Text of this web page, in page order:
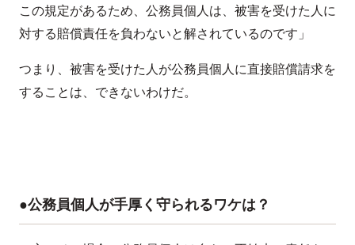
この規定があるため、公務員個人は、被害を受けた人に
対する賠償責任を負わないと解されているのです」
つまり、被害を受けた人が公務員個人に直接賠償請求を
することは、できないわけだ。
●公務員個人が手厚く守られるワケは？